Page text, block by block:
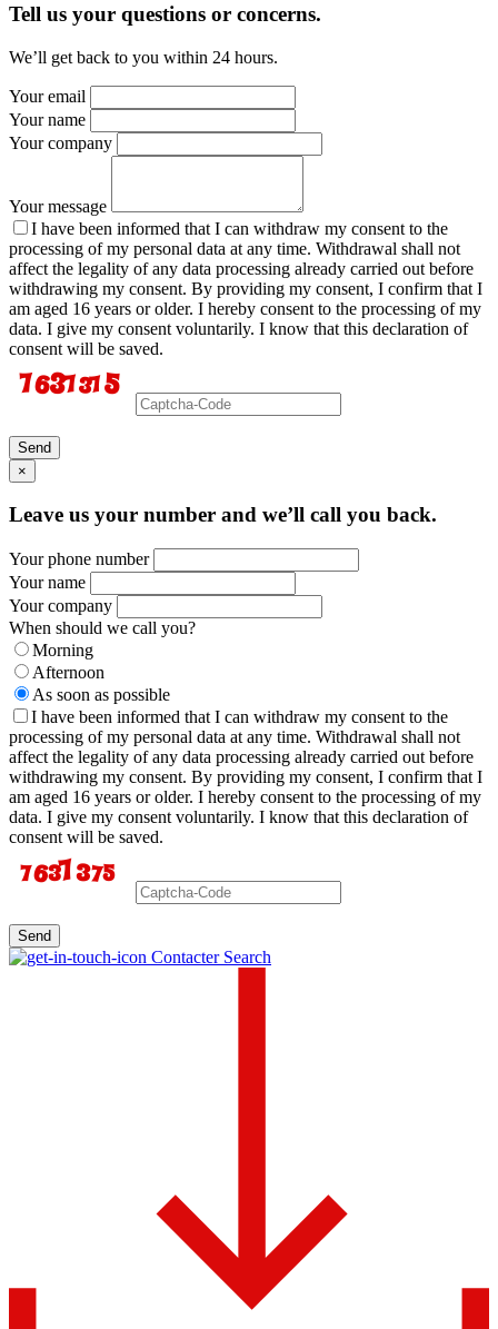
Tell us your questions or concerns.
We’ll get back to you within 24 hours.
Your email
Your name
Your company
Your message
I have been informed that I can withdraw my consent to the
processing of my personal data at any time. Withdrawal shall not
affect the legality of any data processing already carried out before
withdrawing my consent. By providing my consent, I confirm that I
am aged 16 years or older. I hereby consent to the processing of my
data. I give my consent voluntarily. I know that this declaration of
consent will be saved.
Send
×
Leave us your number and we’ll call you back.
Your phone number
Your name
Your company
When should we call you?
Morning
Afternoon
As soon as possible
I have been informed that I can withdraw my consent to the
processing of my personal data at any time. Withdrawal shall not
affect the legality of any data processing already carried out before
withdrawing my consent. By providing my consent, I confirm that I
am aged 16 years or older. I hereby consent to the processing of my
data. I give my consent voluntarily. I know that this declaration of
consent will be saved.
Send
Contacter Search